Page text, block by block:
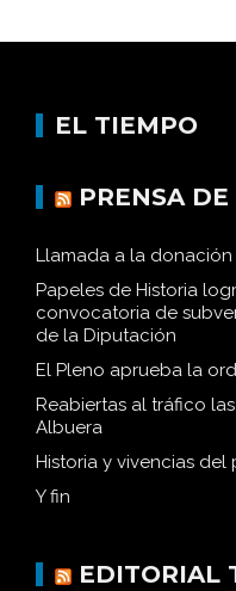
EL TIEMPO
PRENSA
Llamada a la
Papeles de Historia
convocatoria de
de la Diputación
El Pleno aprueba la
Reabiertas al tráfico
Albuera
Historia y vivencias
Y fin
EDITORIAL